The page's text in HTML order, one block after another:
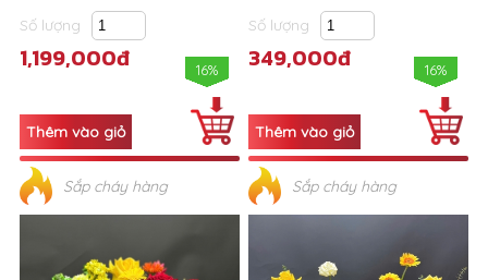
Số lượng
1,199,000đ 16%
Sắp cháy hàng
Số lượng
349,000đ 16%
Sắp cháy hàng